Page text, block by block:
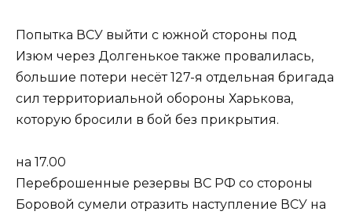
Попытка ВСУ выйти с южной стороны под
Изюм через Долгенькое также провалилась,
большие потери несёт 127-я отдельная бригада
сил территориальной обороны Харькова,
которую бросили в бой без прикрытия.
на 17.00
Переброшенные резервы ВС РФ со стороны
Боровой сумели отразить наступление ВСУ на